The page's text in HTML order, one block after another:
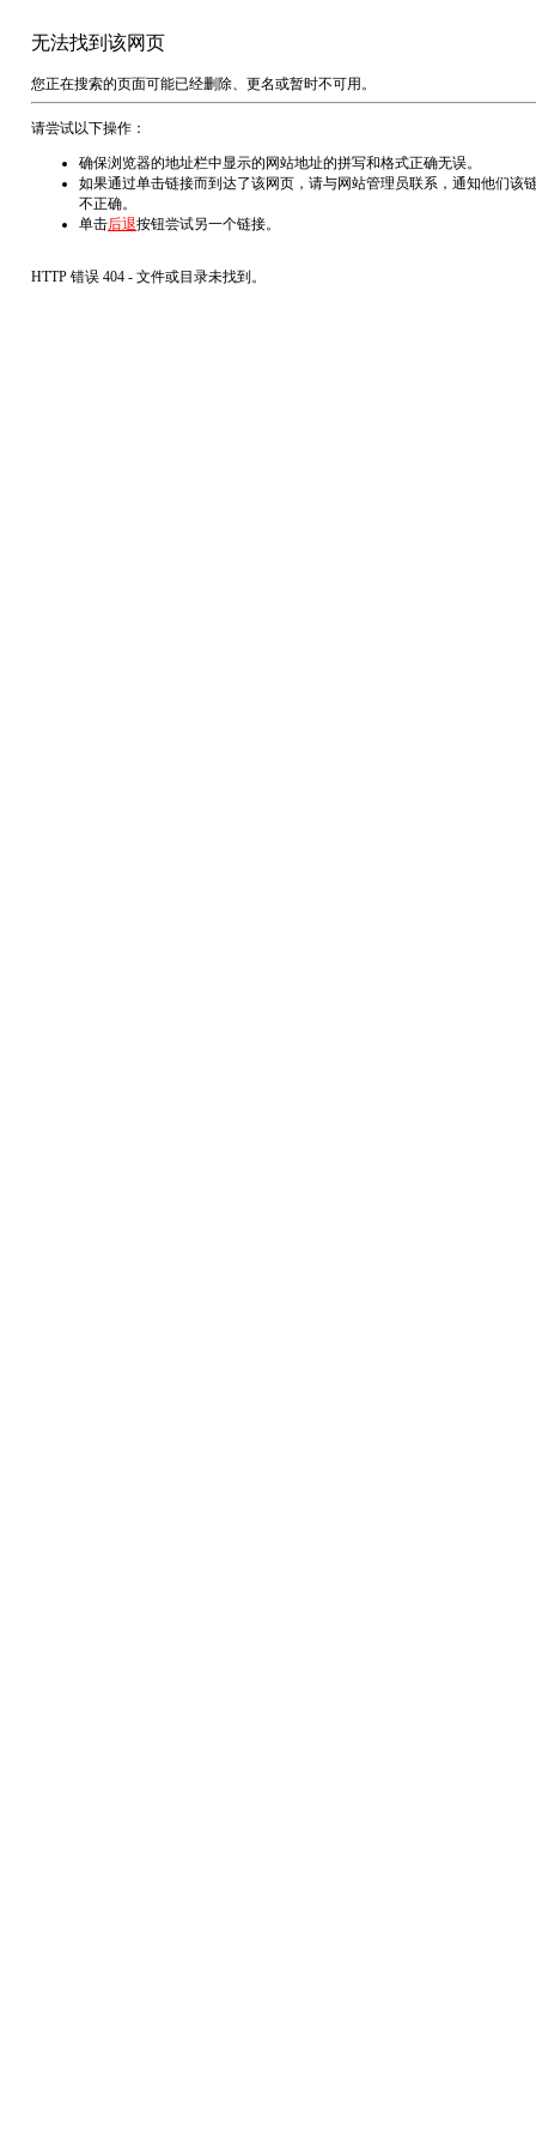
无法找到该网页
您正在搜索的页面可能已经删除、更名或暂时不可用。
请尝试以下操作：
确保浏览器的地址栏中显示的网站地址的拼写和格式正确无误。
如果通过单击链接而到达了该网页，请与网站管理员联系，通知他们该
不正确。
单击后退按钮尝试另一个链接。
HTTP 错误 404 - 文件或目录未找到。